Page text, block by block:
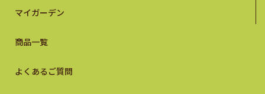
マイガーデン
商品一覧
よくあるご質問